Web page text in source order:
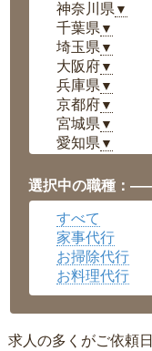
神奈川県 ▼
千葉県 ▼
埼玉県 ▼
大阪府▼
兵庫県 ▼
京都府▼
宮城県 ▼
愛知県 ▼
岡山県▼
広島県▼
沖縄県
選択中の職種：
すべて
家事代行
お掃除代行
お料理代行
求人の多くがご依頼